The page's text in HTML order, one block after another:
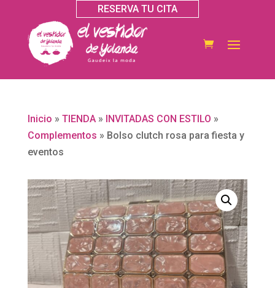
RESERVA TU CITA
Inicio » TIENDA» INVITADAS CON ESTILO »
Complementos » Bolso clutch rosa para fiesta y
eventos